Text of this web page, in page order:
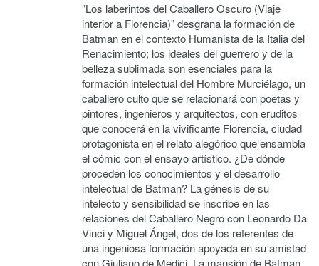
"Los laberintos del Caballero Oscuro (Viaje
interior a Florencia)" desgrana la formación de
Batman en el contexto Humanista de la Italia del
Renacimiento; los ideales del guerrero y de la
belleza sublimada son esenciales para la
formación intelectual del Hombre Murciélago, un
caballero culto que se relacionará con poetas y
pintores, ingenieros y arquitectos, con eruditos
que conocerá en la vivificante Florencia, ciudad
protagonista en el relato alegórico que ensambla
el cómic con el ensayo artístico. ¿De dónde
proceden los conocimientos y el desarrollo
intelectual de Batman? La génesis de su
intelecto y sensibilidad se inscribe en las
relaciones del Caballero Negro con Leonardo Da
Vinci y Miguel Ángel, dos de los referentes de
una ingeniosa formación apoyada en su amistad
con Giuliano de Medici. La mansión de Batman